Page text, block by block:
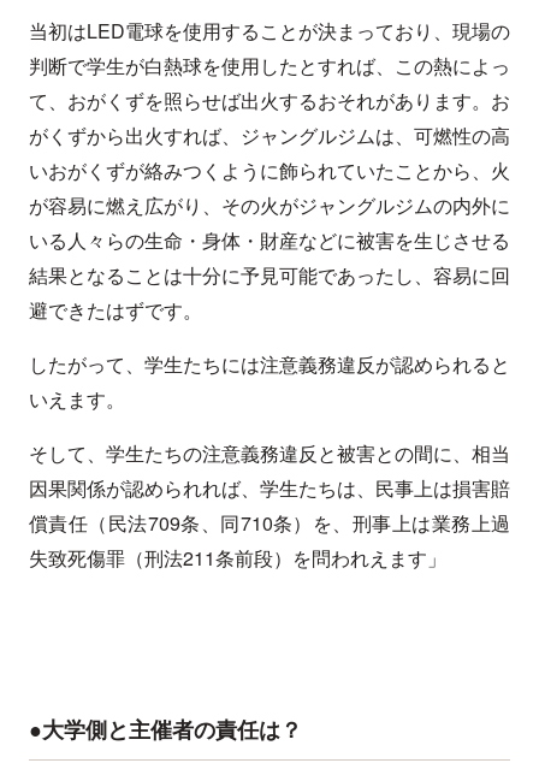
当初はLED電球を使用することが決まっており、現場の
判断で学生が白熱球を使用したとすれば、この熱によっ
て、おがくずを照らせば出火するおそれがあります。お
がくずから出火すれば、ジャングルジムは、可燃性の高
いおがくずが絡みつくように飾られていたことから、火
が容易に燃え広がり、その火がジャングルジムの内外に
いる人々らの生命・身体・財産などに被害を生じさせる
結果となることは十分に予見可能であったし、容易に回
避できたはずです。
したがって、学生たちには注意義務違反が認められると
いえます。
そして、学生たちの注意義務違反と被害との間に、相当
因果関係が認められれば、学生たちは、民事上は損害賠
償責任（民法709条、同710条）を、刑事上は業務上過
失致死傷罪（刑法211条前段）を問われえます」
●大学側と主催者の責任は？